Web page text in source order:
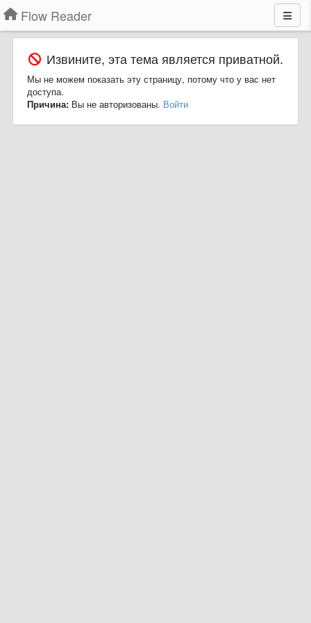
Flow Reader
Извините, эта тема является приватной.
Мы не можем показать эту страницу, потому что у вас нет
доступа.
Причина: Вы не авторизованы. Войти